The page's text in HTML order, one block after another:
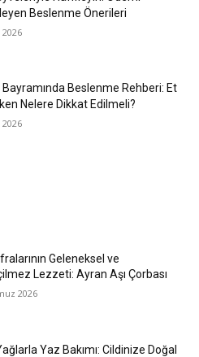
Beslenme Önerileri
2026
Beslenme Rehberi: Et
Nelere Dikkat Edilmeli?
2026
Geleneksel ve
Lezzeti: Ayran Aşı Çorbası
2026
Yaz Bakımı: Cildinize Doğal